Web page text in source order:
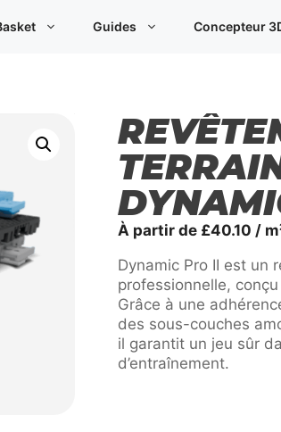
Guides Concepteur
À partir de £40.10 /
Dynamic Pro II est un
professionnelle,
Grâce à une
des sous-couches
il garantit un jeu sûr
d’entraînement.